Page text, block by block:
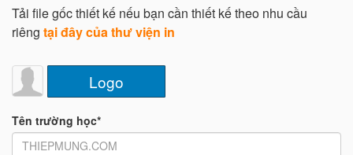
Tải file gốc thiết kế nếu bạn cần thiết kế theo nhu cầu
riêng tại đây của thư viện in
Logo
Tên trường học*